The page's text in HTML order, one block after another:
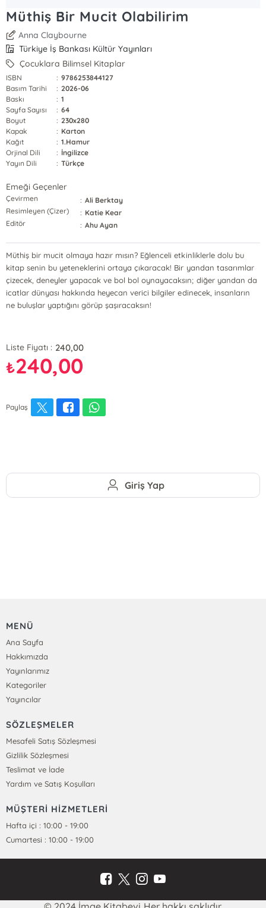
Müthiş Bir Mucit Olabilirim
Anna Claybourne
Türkiye İş Bankası Kültür Yayınları
Çocuklara Bilimsel Kitaplar
ISBN : 9786253844127
Basım Tarihi
: 2026-06
Baskı
: 1
Sayfa Sayısı
: 64
Boyut
: 230x280
Kapak
: Karton
Kağıt
: 1.Hamur
Orjinal Dili
: İngilizce
Yayın Dili
: Türkçe
Emeği Geçenler
Çevirmen : Ali Berktay
Resimleyen (Çizer)
: Katie Kear
Editör
: Ahu Ayan
Müthiş bir mucit olmaya hazır mısın? Eğlenceli etkinliklerle dolu bu
kitap senin bu yeteneklerini ortaya çıkaracak! Bir yandan tasarımlar
çizecek, deneyler yapacak ve bol bol oynayacaksın; diğer yandan da
icatlar dünyası hakkında heyecan verici bilgiler edinecek, insanların
ne buluşlar yaptığını görüp şaşıracaksın!
Liste Fiyatı : 240,00
₺240,00
Paylaş
Giriş Yap
MENÜ
Ana Sayfa
Hakkımızda
Yayınlarımız
Kategoriler
Yayıncılar
SÖZLEŞMELER
Mesafeli Satış Sözleşmesi
Gizlilik Sözleşmesi
Teslimat ve İade
Yardım ve Satış Koşulları
MÜŞTERİ HİZMETLERİ
Hafta içi : 10:00 - 19:00
Cumartesi : 10:00 - 19:00